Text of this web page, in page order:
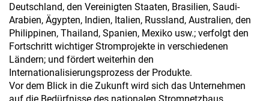
Deutschland, den Vereinigten Staaten, Brasilien, Saudi-
Arabien, Ägypten, Indien, Italien, Russland, Australien, den
Philippinen, Thailand, Spanien, Mexiko usw.; verfolgt den
Fortschritt wichtiger Stromprojekte in verschiedenen
Ländern; und fördert weiterhin den
Internationalisierungsprozess der Produkte.
Vor dem Blick in die Zukunft wird sich das Unternehmen
auf die Bedürfnisse des nationalen Stromnetzbaus